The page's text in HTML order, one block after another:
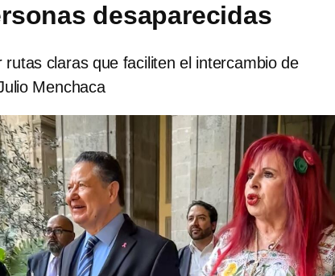
desaparecidas
rutas claras que faciliten el intercambio de
Menchaca